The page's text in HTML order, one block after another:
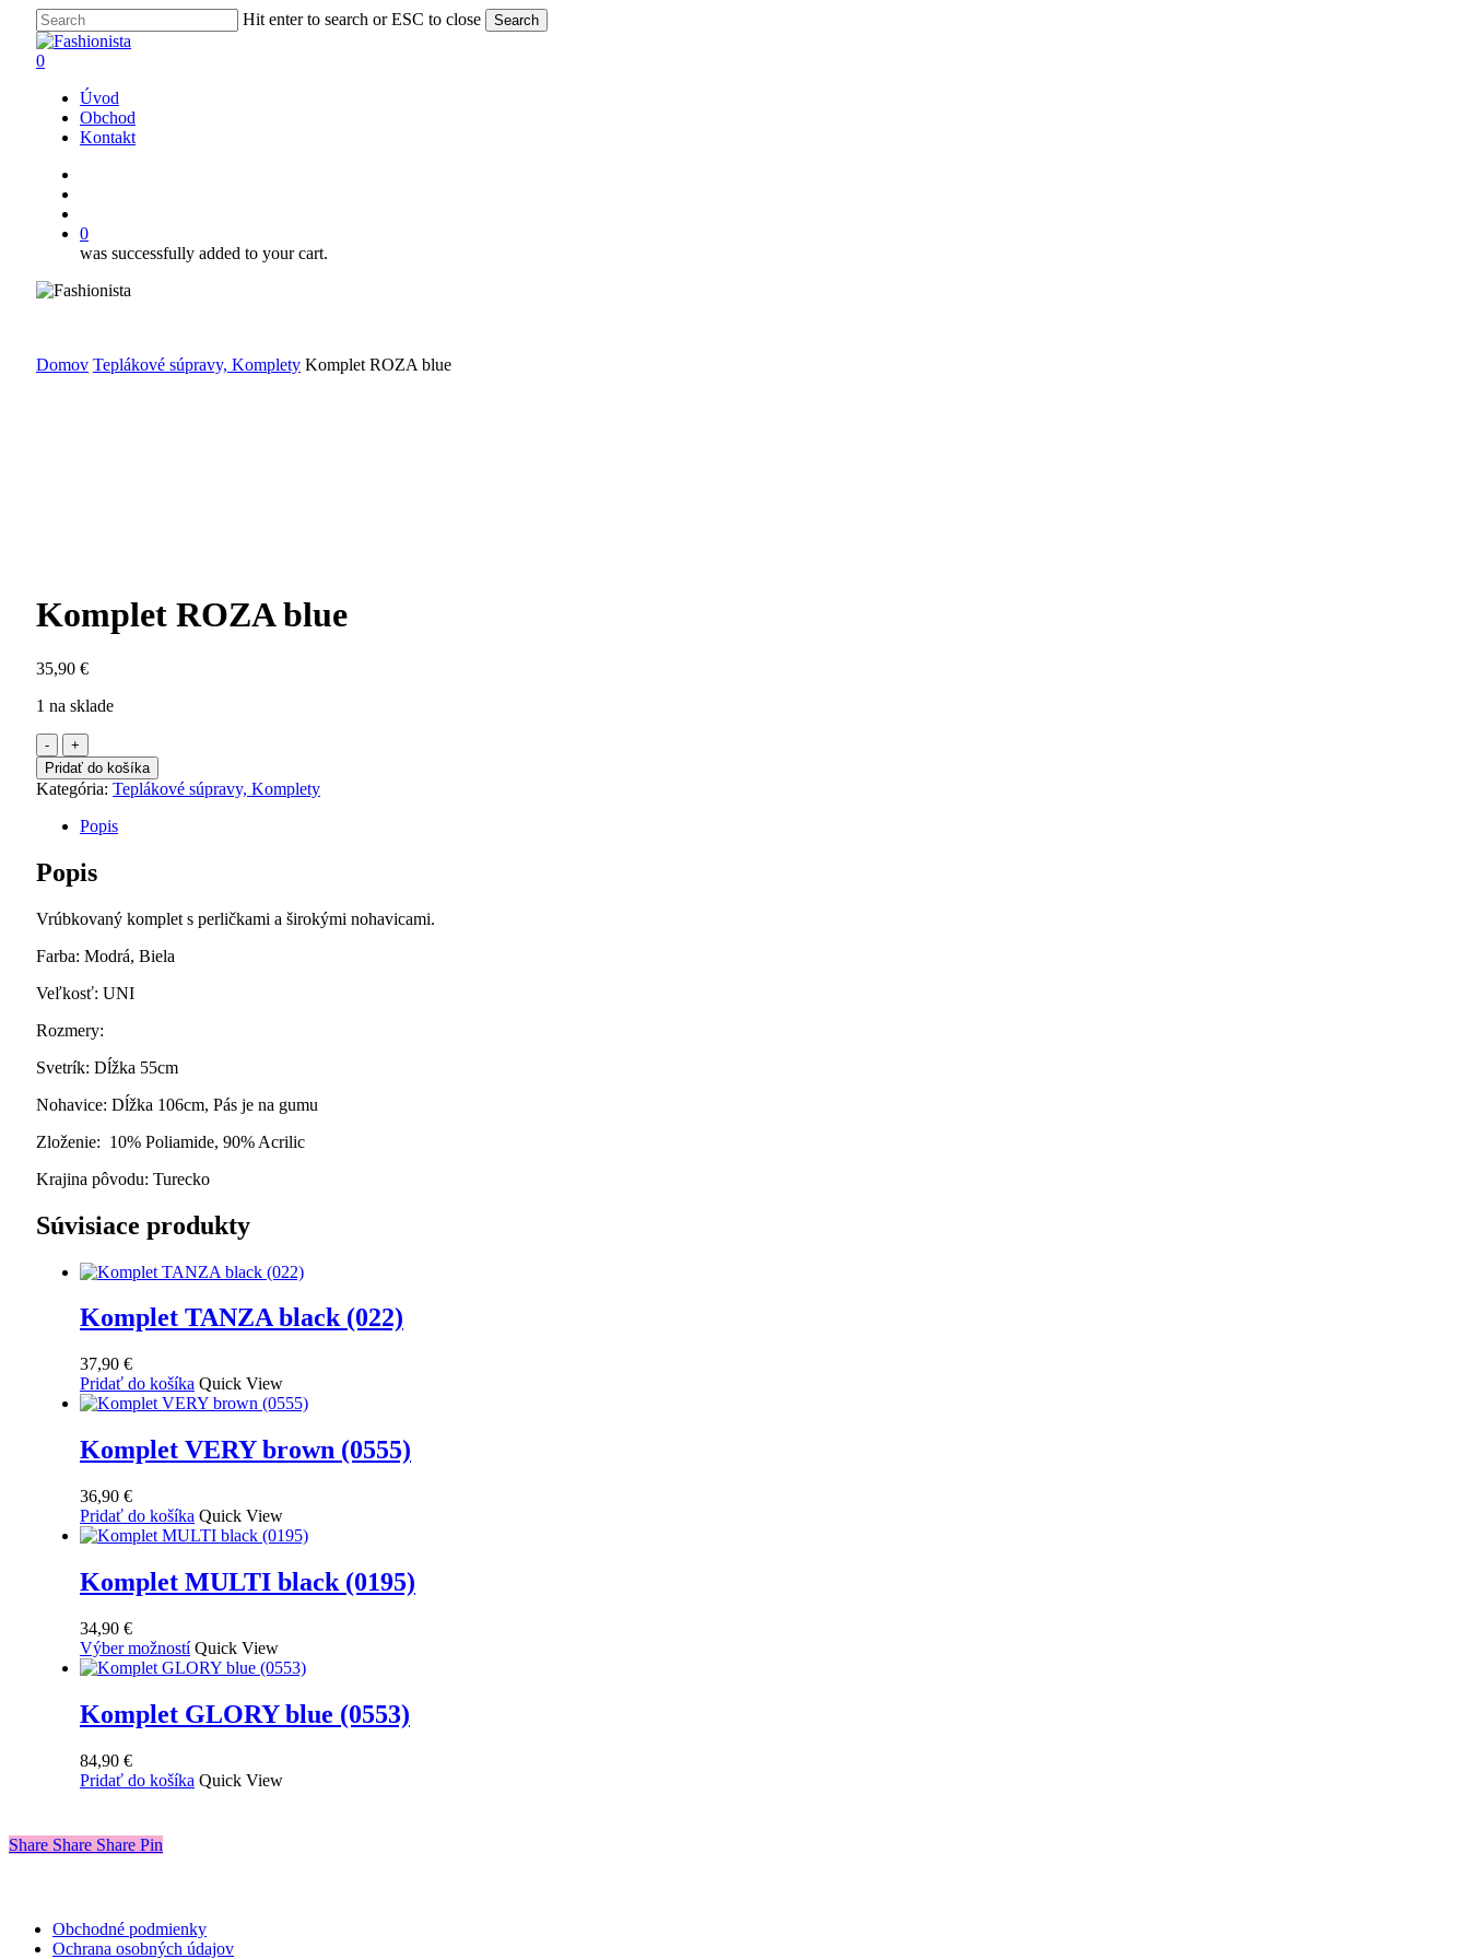
main
Hit enter to search or ESC to close Search
Close
Search
search
account
0
Úvod
Obchod
Kontakt
0
was successfully added to your cart.
Domov Teplákové súpravy, Komplety Komplet ROZA blue
Komplet ROZA blue
35,90 €
1 na sklade
množstvo
Komplet
ROZA
blue
Pridať do košíka
Kategória: Teplákové súpravy, Komplety
Popis
Popis
Vrúbkovaný komplet s perličkami a širokými nohavicami.
Farba: Modrá, Biela
Veľkosť: UNI
Rozmery:
Svetrík: Dĺžka 55cm
Nohavice: Dĺžka 106cm, Pás je na gumu
Zloženie: 10% Poliamide, 90% Acrilic
Krajina pôvodu: Turecko
Súvisiace produkty
Komplet TANZA black (022)
37,90 €
Pridať do košíka Quick View
Komplet VERY brown (0555)
36,90 €
Pridať do košíka Quick View
Komplet MULTI black (0195)
34,90 €
Výber možností Tento
produkt
viacero
variantov.
môžete
Quick View
Komplet GLORY blue (0553)
84,90 €
Pridať do košíka Quick View
Share
Share Share Share Pin
Obchodné podmienky
Ochrana osobných údajov